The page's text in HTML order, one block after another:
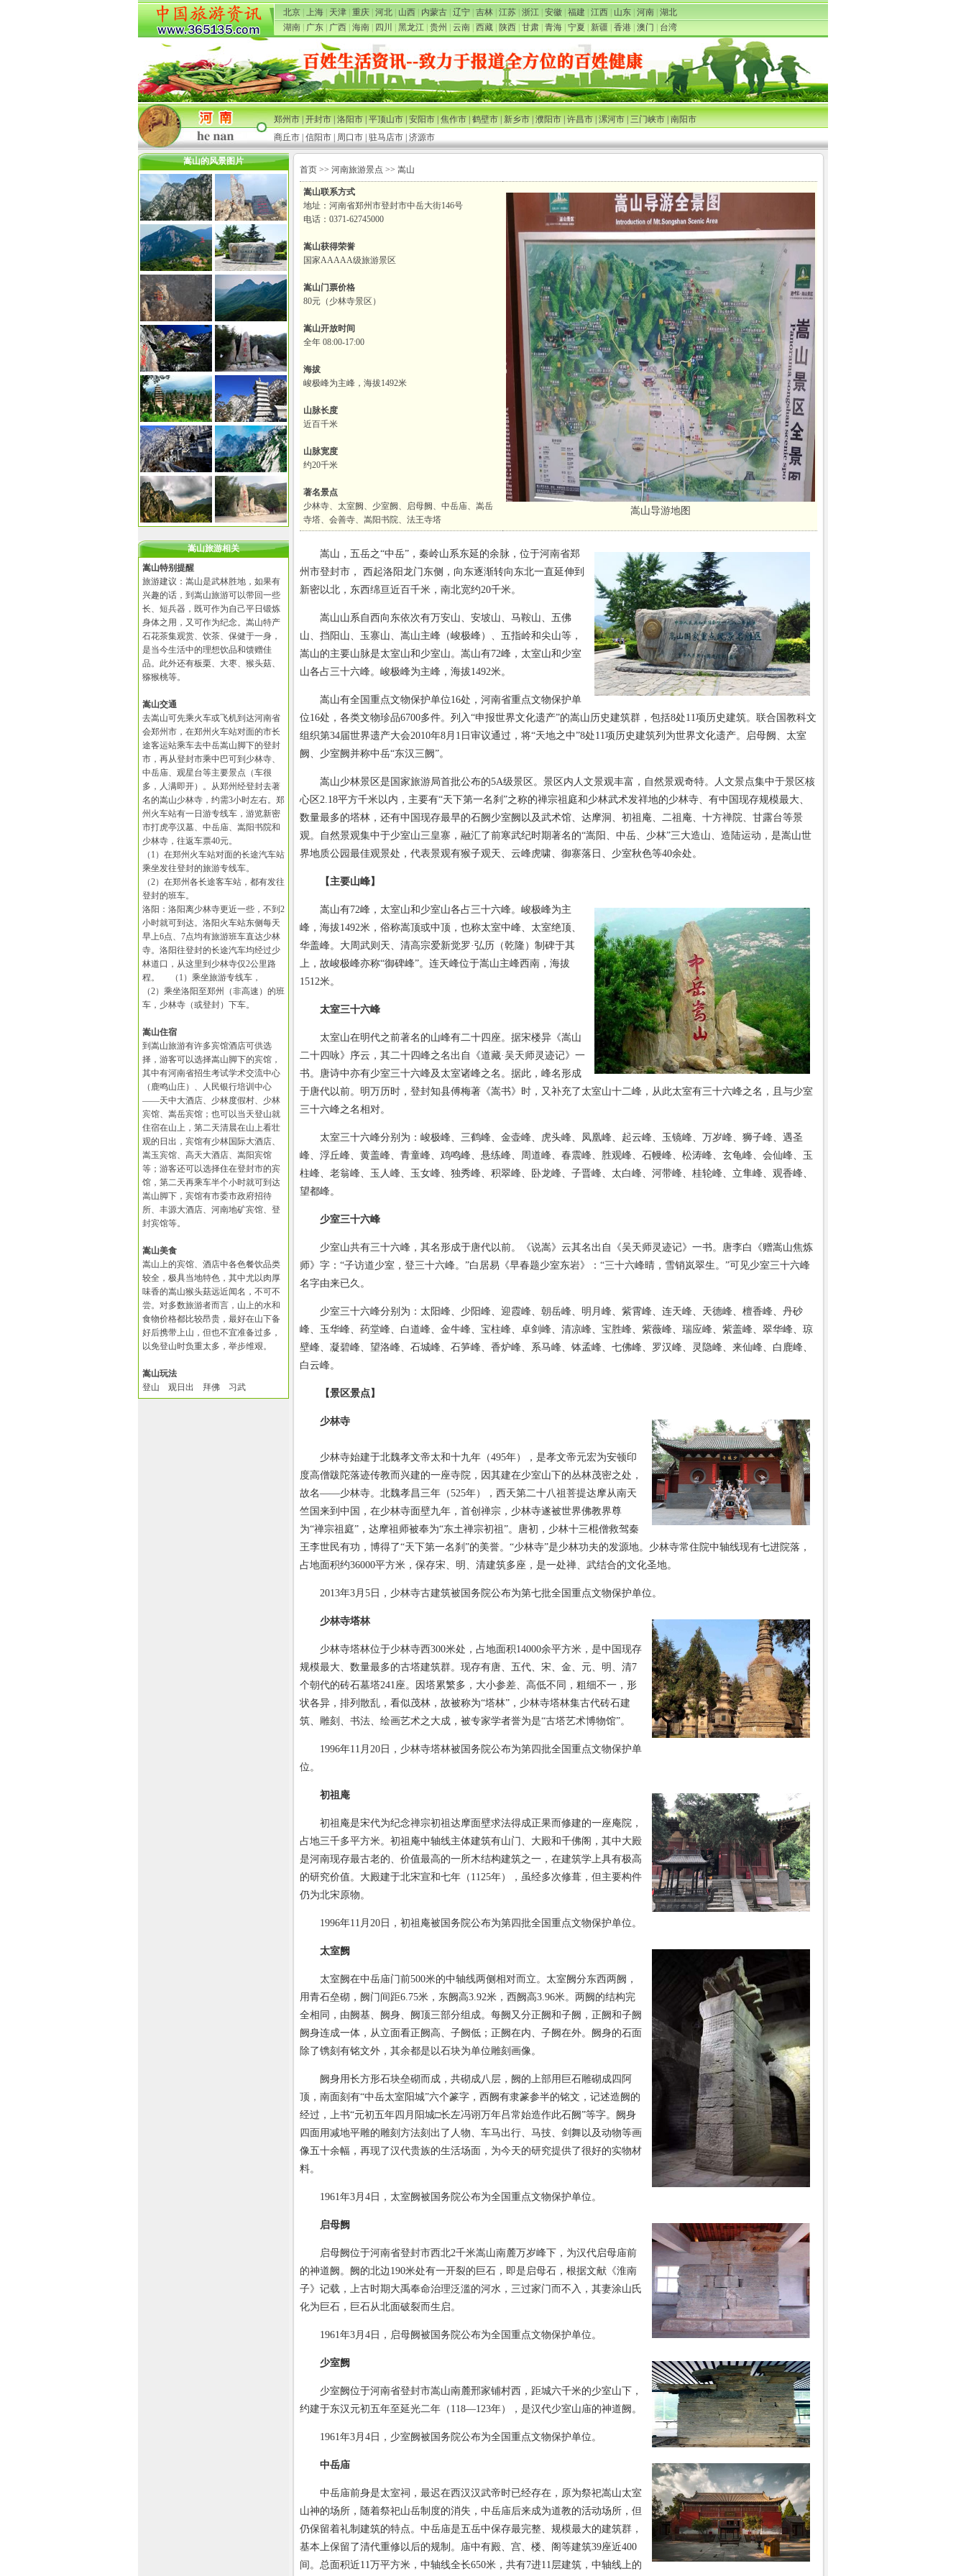
北京 上海 天津 重庆 河北 山西 内蒙古 辽宁 吉林 江苏 浙江 安徽 福建 江西 山东 河南 湖北
湖南
广东 广西 海南 四川 黑龙江 贵州 云南 西藏 陕西 甘肃 青海 宁夏 新疆 香港 澳门 台湾
郑州市|开封市|洛阳市|平顶山市|安阳市|焦作市|鹤壁市|新乡市|濮阳市|许昌市|漯河市|三门峡市|南阳市
商丘市 信阳市 周口市 驻马店市 济源市
嵩山的风景图片
嵩山旅游相关
嵩山特别提醒
旅游建议：嵩山是武林胜地，如果有
兴趣的话，到嵩山旅游可以带回一些
长、短兵器，既可作为自己平日锻炼
身体之用，又可作为纪念。嵩山特产
石花茶集观赏、饮茶、保健于一身，
是当今生活中的理想饮品和馈赠佳
品。此外还有板栗、大枣、猴头菇、
猕猴桃等。
嵩山交通
去嵩山可先乘火车或飞机到达河南省
会郑州市，在郑州火车站对面的市长
途客运站乘车去中岳嵩山脚下的登封
市，再从登封市乘中巴可到少林寺、
中岳庙、观星台等主要景点（车很
多，人满即开）。从郑州经登封去著
名的嵩山少林寺，约需3小时左右。郑
州火车站有一日游专线车，游览新密
市打虎亭汉墓、中岳庙、嵩阳书院和
少林寺，往返车票40元。
（1）在郑州火车站对面的长途汽车站
乘坐发往登封的旅游专线车。
（2）在郑州各长途客车站，都有发往
登封的班车。
洛阳：洛阳离少林寺更近一些，不到2
小时就可到达。洛阳火车站东侧每天
早上6点、7点均有旅游班车直达少林
寺。洛阳往登封的长途汽车均经过少
林道口，从这里到少林寺仅2公里路
程。 （1）乘坐旅游专线车，
（2）乘坐洛阳至郑州（非高速）的班
车，少林寺（或登封）下车。
嵩山住宿
到嵩山旅游有许多宾馆酒店可供选
择，游客可以选择嵩山脚下的宾馆，
其中有河南省招生考试学术交流中心
（鹿鸣山庄）、人民银行培训中心
——天中大酒店、少林度假村、少林
宾馆、嵩岳宾馆；也可以当天登山就
住宿在山上，第二天清晨在山上看壮
观的日出，宾馆有少林国际大酒店、
嵩玉宾馆、高天大酒店、嵩阳宾馆
等；游客还可以选择住在登封市的宾
馆，第二天再乘车半个小时就可到达
嵩山脚下，宾馆有市委市政府招待
所、丰源大酒店、河南地矿宾馆、登
封宾馆等。
嵩山美食
嵩山上的宾馆、酒店中各色餐饮品类
较全，极具当地特色，其中尤以肉厚
味香的嵩山猴头菇远近闻名，不可不
尝。对多数旅游者而言，山上的水和
食物价格都比较昂贵，最好在山下备
好后携带上山，但也不宜准备过多，
以免登山时负重太多，举步维艰。
嵩山玩法
登山 观日出 拜佛 习武
首页 >> 河南旅游景点 >> 嵩山
嵩山联系方式
地址：河南省郑州市登封市中岳大街146号
电话：0371-62745000
嵩山获得荣誉
国家AAAAA级旅游景区
嵩山门票价格
80元（少林寺景区）
嵩山开放时间
全年 08:00-17:00
海拔
峻极峰为主峰，海拔1492米
山脉长度
近百千米
山脉宽度
约20千米
著名景点
少林寺、太室阙、少室阙、启母阙、中岳庙、嵩岳
寺塔、会善寺、嵩阳书院、法王寺塔
嵩山导游地图
嵩山，五岳之“中岳”，秦岭山系东延的余脉，位于河南省郑
州市登封市， 西起洛阳龙门东侧，向东逐渐转向东北一直延伸到
新密以北，东西绵亘近百千米，南北宽约20千米。
嵩山山系自西向东依次有万安山、安坡山、马鞍山、五佛
山、挡阳山、玉寨山、嵩山主峰（峻极峰）、五指岭和尖山等，
嵩山的主要山脉是太室山和少室山。嵩山有72峰，太室山和少室
山各占三十六峰。峻极峰为主峰，海拔1492米。
嵩山有全国重点文物保护单位16处，河南省重点文物保护单
位16处，各类文物珍品6700多件。列入“申报世界文化遗产”的嵩山历史建筑群，包括8处11项历史建筑。联合国教科文
组织第34届世界遗产大会2010年8月1日审议通过，将“天地之中”8处11项历史建筑列为世界文化遗产。启母阙、太室
阙、少室阙并称中岳“东汉三阙”。
嵩山少林景区是国家旅游局首批公布的5A级景区。景区内人文景观丰富，自然景观奇特。人文景点集中于景区核
心区2.18平方千米以内，主要有“天下第一名刹”之称的禅宗祖庭和少林武术发祥地的少林寺、有中国现存规模最大、
数量最多的塔林，还有中国现存最早的石阙少室阙以及武术馆、达摩洞、初祖庵、二祖庵、十方禅院、甘露台等景
观。自然景观集中于少室山三皇寨，融汇了前寒武纪时期著名的“嵩阳、中岳、少林”三大造山、造陆运动，是嵩山世
界地质公园最佳观景处，代表景观有猴子观天、云峰虎啸、御寨落日、少室秋色等40余处。
【主要山峰】
嵩山有72峰，太室山和少室山各占三十六峰。峻极峰为主
峰，海拔1492米，俗称嵩顶或中顶，也称太室中峰、太室绝顶、
华盖峰。大周武则天、清高宗爱新觉罗·弘历（乾隆）制碑于其
上，故峻极峰亦称“御碑峰”。连天峰位于嵩山主峰西南，海拔
1512米。
太室三十六峰
太室山在明代之前著名的山峰有二十四座。据宋楼异《嵩山
二十四咏》序云，其二十四峰之名出自《道藏·吴天师灵迹记》一
书。唐诗中亦有少室三十六峰及太室诸峰之名。据此，峰名形成
于唐代以前。明万历时，登封知县傅梅著《嵩书》时，又补充了太室山十二峰，从此太室有三十六峰之名，且与少室
三十六峰之名相对。
太室三十六峰分别为：峻极峰、三鹤峰、金壶峰、虎头峰、凤凰峰、起云峰、玉镜峰、万岁峰、狮子峰、遇圣
峰、浮丘峰、黄盖峰、青童峰、鸡鸣峰、悬练峰、周道峰、春震峰、胜观峰、石幔峰、松涛峰、玄龟峰、会仙峰、玉
柱峰、老翁峰、玉人峰、玉女峰、独秀峰、积翠峰、卧龙峰、子晋峰、太白峰、河带峰、桂轮峰、立隼峰、观香峰、
望都峰。
少室三十六峰
少室山共有三十六峰，其名形成于唐代以前。《说嵩》云其名出自《吴天师灵迹记》一书。唐李白《赠嵩山焦炼
师》字：“子访道少室，登三十六峰。”白居易《早春题少室东岩》：“三十六峰晴，雪销岚翠生。”可见少室三十六峰
名字由来已久。
少室三十六峰分别为：太阳峰、少阳峰、迎霞峰、朝岳峰、明月峰、紫霄峰、连天峰、天德峰、檀香峰、丹砂
峰、玉华峰、药堂峰、白道峰、金牛峰、宝柱峰、卓剑峰、清凉峰、宝胜峰、紫薇峰、瑞应峰、紫盖峰、翠华峰、琼
壁峰、凝碧峰、望洛峰、石城峰、石笋峰、香炉峰、系马峰、钵孟峰、七佛峰、罗汉峰、灵隐峰、来仙峰、白鹿峰、
白云峰。
【景区景点】
少林寺
少林寺始建于北魏孝文帝太和十九年（495年），是孝文帝元宏为安顿印
度高僧跋陀落迹传教而兴建的一座寺院，因其建在少室山下的丛林茂密之处，
故名——少林寺。北魏孝昌三年（525年），西天第二十八祖菩提达摩从南天
竺国来到中国，在少林寺面壁九年，首创禅宗，少林寺遂被世界佛教界尊
为“禅宗祖庭”，达摩祖师被奉为“东土禅宗初祖”。唐初，少林十三棍僧救驾秦
王李世民有功，博得了“天下第一名刹”的美誉。“少林寺”是少林功夫的发源地。少林寺常住院中轴线现有七进院落，
占地面积约36000平方米，保存宋、明、清建筑多座，是一处禅、武结合的文化圣地。
2013年3月5日，少林寺古建筑被国务院公布为第七批全国重点文物保护单位。
少林寺塔林
少林寺塔林位于少林寺西300米处，占地面积14000余平方米，是中国现存
规模最大、数量最多的古塔建筑群。现存有唐、五代、宋、金、元、明、清7
个朝代的砖石墓塔241座。因塔累繁多，大小参差、高低不同，粗细不一，形
状各异，排列散乱，看似茂林，故被称为“塔林”，少林寺塔林集古代砖石建
筑、雕刻、书法、绘画艺术之大成，被专家学者誉为是“古塔艺术博物馆”。
1996年11月20日，少林寺塔林被国务院公布为第四批全国重点文物保护单
位。
初祖庵
初祖庵是宋代为纪念禅宗初祖达摩面壁求法得成正果而修建的一座庵院，
占地三千多平方米。初祖庵中轴线主体建筑有山门、大殿和千佛阁，其中大殿
是河南现存最古老的、价值最高的一所木结构建筑之一，在建筑学上具有极高
的研究价值。大殿建于北宋宣和七年（1125年），虽经多次修葺，但主要构件
仍为北宋原物。
1996年11月20日，初祖庵被国务院公布为第四批全国重点文物保护单位。
太室阙
太室阙在中岳庙门前500米的中轴线两侧相对而立。太室阙分东西两阙，
用青石垒砌，阙门间距6.75米，东阙高3.92米，西阙高3.96米。两阙的结构完
全相同，由阙基、阙身、阙顶三部分组成。每阙又分正阙和子阙，正阙和子阙
阙身连成一体，从立面看正阙高、子阙低；正阙在内、子阙在外。阙身的石面
除了镌刻有铭文外，其余都是以石块为单位雕刻画像。
阙身用长方形石块垒砌而成，共砌成八层，阙的上部用巨石雕砌成四阿
顶，南面刻有“中岳太室阳城”六个篆字，西阙有隶篆参半的铭文，记述造阙的
经过，上书“元初五年四月阳城□长左冯诩万年吕常始造作此石阙”等字。阙身
四面用减地平雕的雕刻方法刻出了人物、车马出行、马技、剑舞以及动物等画
像五十余幅，再现了汉代贵族的生活场面，为今天的研究提供了很好的实物材
料。
1961年3月4日，太室阙被国务院公布为全国重点文物保护单位。
启母阙
启母阙位于河南省登封市西北2千米嵩山南麓万岁峰下，为汉代启母庙前
的神道阙。阙的北边190米处有一开裂的巨石，即是启母石，根据文献《淮南
子》记载，上古时期大禹奉命治理泛滥的河水，三过家门而不入，其妻涂山氏
化为巨石，巨石从北面破裂而生启。
1961年3月4日，启母阙被国务院公布为全国重点文物保护单位。
少室阙
少室阙位于河南省登封市嵩山南麓邢家铺村西，距城六千米的少室山下，
约建于东汉元初五年至延光二年（118—123年），是汉代少室山庙的神道阙。
1961年3月4日，少室阙被国务院公布为全国重点文物保护单位。
中岳庙
中岳庙前身是太室祠，最迟在西汉汉武帝时已经存在，原为祭祀嵩山太室
山神的场所，随着祭祀山岳制度的消失，中岳庙后来成为道教的活动场所，但
仍保留着礼制建筑的特点。中岳庙是五岳中保存最完整、规模最大的建筑群，
基本上保留了清代重修以后的规制。庙中有殿、宫、楼、阁等建筑39座近400
间。总面积近11万平方米，中轴线全长650米，共有7进11层建筑，中轴线上的